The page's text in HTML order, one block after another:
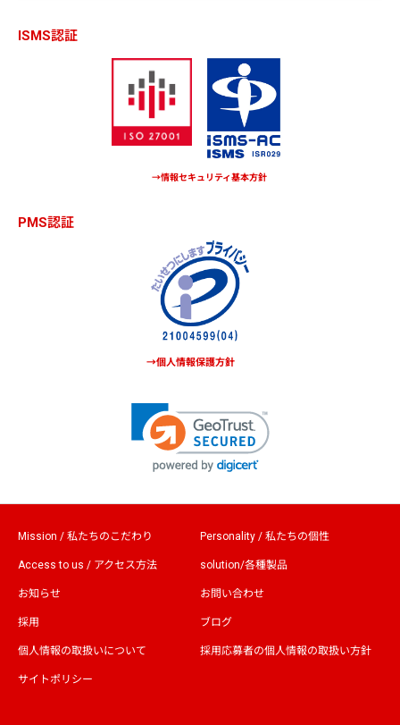
ISMS認証
→情報セキュリティ基本方針
PMS認証
→個人情報保護方針
Mission / 私たちのこだわり Personality / 私たちの個性
Access to us / アクセス方法 solution/各種製品
お知らせ お問い合わせ
採用 ブログ
個人情報の取扱いについて 採用応募者の個人情報の取扱い方針
サイトポリシー